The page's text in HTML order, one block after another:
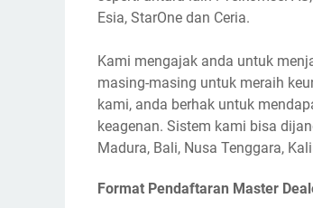
Esia, StarOne dan Ceria.
Kami mengajak anda untuk
masing-masing untuk meraih
kami, anda berhak untuk
keagenan. Sistem kami bisa
Madura, Bali, Nusa Tenggara,
Format Pendaftaran Master